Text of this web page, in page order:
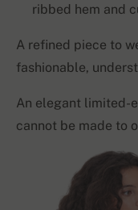
ribbed hem and
A refined piece to
fashionable,
An elegant limited-
cannot be made to